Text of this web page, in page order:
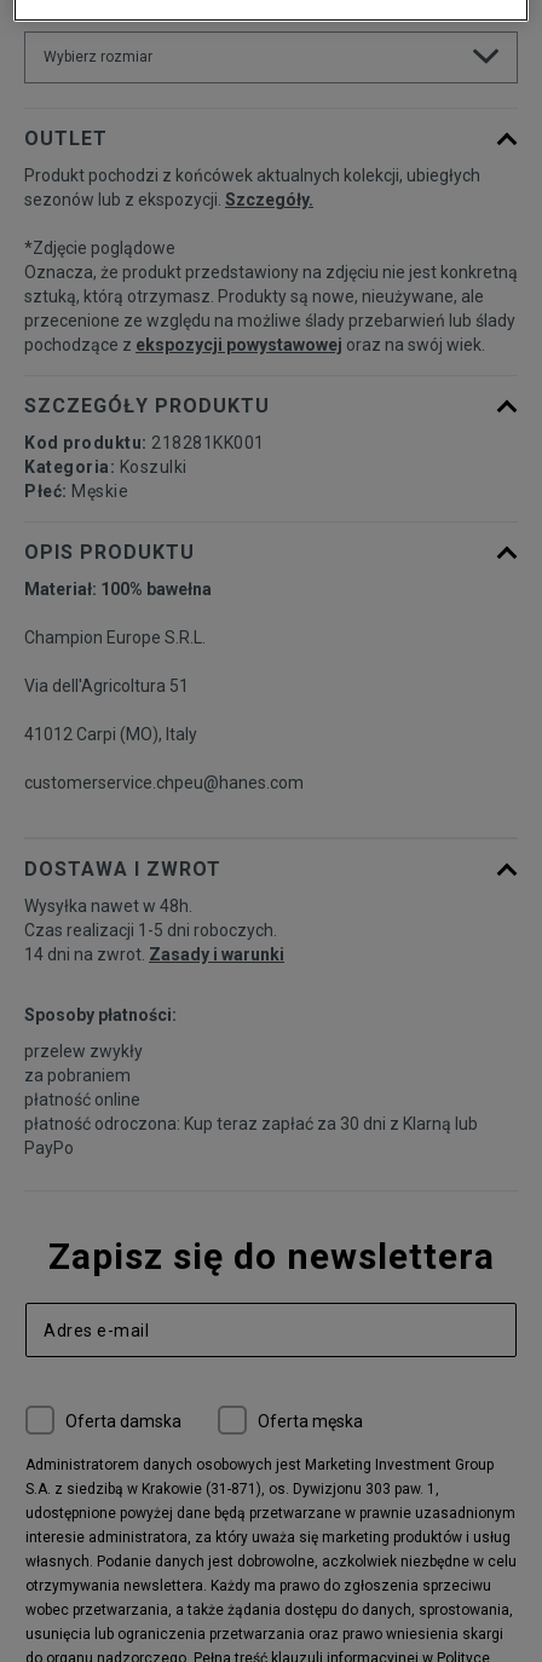
Wybierz rozmiar
SET6
Powiadom o
M
Powiadom o
dostępności
XL
Powiadom o
dostępności
XXL
Powiadom o
dostępności
OUTLET
Produkt pochodzi z końcówek aktualnych kolekcji, ubiegłych
sezonów lub z ekspozycji. Szczegóły.
*Zdjęcie poglądowe
Oznacza, że produkt przedstawiony na zdjęciu nie jest konkretną
sztuką, którą otrzymasz. Produkty są nowe, nieużywane, ale
przecenione ze względu na możliwe ślady przebarwień lub ślady
pochodzące z ekspozycji powystawowej oraz na swój wiek.
SZCZEGÓŁY PRODUKTU
Kod produktu: 218281KK001
Kategoria: Koszulki
Płeć: Męskie
OPIS PRODUKTU
Materiał: 100% bawełna
Champion Europe S.R.L.
Via dell'Agricoltura 51
41012 Carpi (MO), Italy
customerservice.chpeu@hanes.com
DOSTAWA I ZWROT
Wysyłka nawet w 48h.
Czas realizacji 1-5 dni roboczych.
14 dni na zwrot. Zasady i warunki
Sposoby płatności:
przelew zwykły
za pobraniem
płatność online
płatność odroczona: Kup teraz zapłać za 30 dni z Klarną lub
PayPo
Zapisz się do newslettera
Oferta damska Oferta męska
Administratorem danych osobowych jest Marketing Investment Group
S.A. z siedzibą w Krakowie (31-871), os. Dywizjonu 303 paw. 1,
udostępnione powyżej dane będą przetwarzane w prawnie uzasadnionym
interesie administratora, za który uważa się marketing produktów i usług
własnych. Podanie danych jest dobrowolne, aczkolwiek niezbędne w celu
otrzymywania newslettera. Każdy ma prawo do zgłoszenia sprzeciwu
wobec przetwarzania, a także żądania dostępu do danych, sprostowania,
usunięcia lub ograniczenia przetwarzania oraz prawo wniesienia skargi